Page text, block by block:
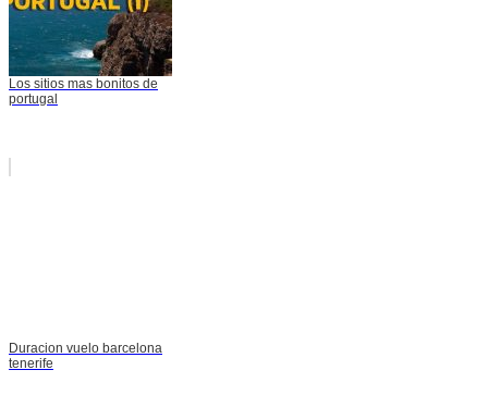
Los sitios mas bonitos de
portugal
Duracion vuelo barcelona
tenerife